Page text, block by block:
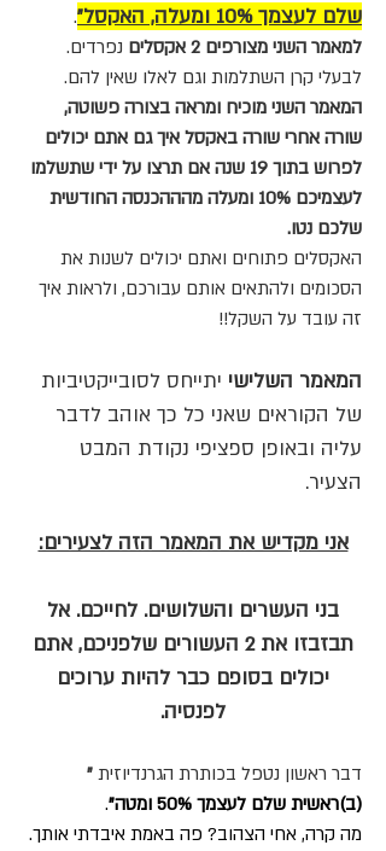
שלם לעצמך 10% ומעלה, האקסל"
.
למאמר השני מצורפים 2 אקסלים
נפרדים.
לבעלי קרן השתלמות וגם לאלו שאין להם.
המאמר השני מוכיח ומראה בצורה פשוטה,
שורה אחרי שורה באקסל איך גם אתם יכולים
לפרוש בתוך 19 שנה אם תרצו על ידי שתשלמו
לעצמיכם 10% ומעלה מהההכנסה החודשית
שלכם נטו.
האקסלים פתוחים ואתם יכולים לשנות את
הסכומים ולהתאים אותם עבורכם, ולראות איך
זה עובד על השקל!!
המאמר השלישי יתייחס לסובייקטיביות
של הקוראים שאני כל כך אוהב לדבר
עליה ובאופן ספציפי נקודת המבט
הצעיר.
אני מקדיש את המאמר הזה לצעירים:
בני העשרים והשלושים. לחייכם. אל
תבזבזו את 2 העשורים שלפניכם, אתם
יכולים בסופם כבר להיות ערוכים
לפנסיה.
דבר ראשון נטפל בכותרת הגרנדיוזית "
(ב)ראשית שלם לעצמך 50% ומטה"
.
מה קרה, אחי הצהוב? פה באמת איבדתי אותך.